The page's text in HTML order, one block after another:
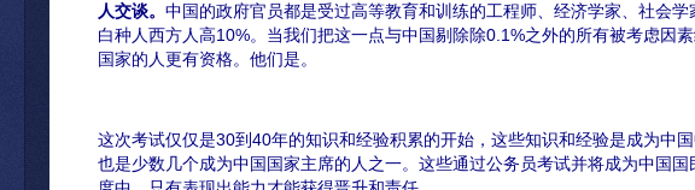
人交谈。 中国的政府官员都是受过高等教育和训练的工程师、经济学家、社会
白种人西方人高10%。当我们把这一点与中国剔除除0.1%之外的所有被考虑因
国家的人更有资格。他们是。
这次考试仅仅是30到40年的知识和经验积累的开始，这些知识和经验是成为中
也是少数几个成为中国国家主席的人之一。这些通过公务员考试并将成为中国